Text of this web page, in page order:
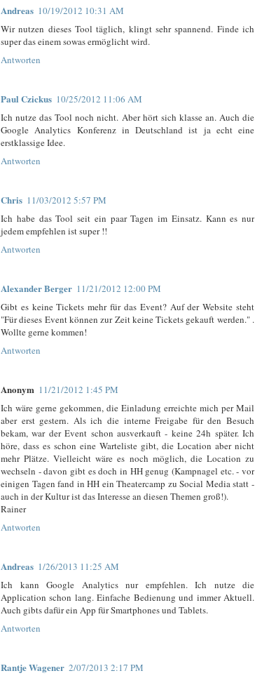
Andreas 10/19/2012 10:31 AM
Wir nutzen dieses Tool täglich, klingt sehr spannend. Finde ich
super das einem sowas ermöglicht wird.
Antworten
Paul Czickus 10/25/2012 11:06 AM
Ich nutze das Tool noch nicht. Aber hört sich klasse an. Auch die
Google Analytics Konferenz in Deutschland ist ja echt eine
erstklassige Idee.
Antworten
Chris 11/03/2012 5:57 PM
Ich habe das Tool seit ein paar Tagen im Einsatz. Kann es nur
jedem empfehlen ist super !!
Antworten
Alexander Berger 11/21/2012 12:00 PM
Gibt es keine Tickets mehr für das Event? Auf der Website steht
"Für dieses Event können zur Zeit keine Tickets gekauft werden." .
Wollte gerne kommen!
Antworten
Anonym 11/21/2012 1:45 PM
Ich wäre gerne gekommen, die Einladung erreichte mich per Mail
aber erst gestern. Als ich die interne Freigabe für den Besuch
bekam, war der Event schon ausverkauft - keine 24h später. Ich
höre, dass es schon eine Warteliste gibt, die Location aber nicht
mehr Plätze. Vielleicht wäre es noch möglich, die Location zu
wechseln - davon gibt es doch in HH genug (Kampnagel etc. - vor
einigen Tagen fand in HH ein Theatercamp zu Social Media statt -
auch in der Kultur ist das Interesse an diesen Themen groß!).
Rainer
Antworten
Andreas 1/26/2013 11:25 AM
Ich kann Google Analytics nur empfehlen. Ich nutze die
Application schon lang. Einfache Bedienung und immer Aktuell.
Auch gibts dafür ein App für Smartphones und Tablets.
Antworten
Rantje Wagener 2/07/2013 2:17 PM